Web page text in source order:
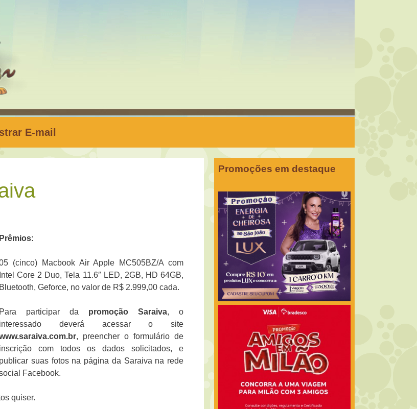
E-mail
Prêmios:
(cinco) Macbook Air Apple MC505BZ/A com
Intel Core 2 Duo, Tela 11.6″ LED, 2GB, HD 64GB,
Bluetooth, Geforce, no valor de R$ 2.999,00 cada.
Para participar da promoção Saraiva, o
interessado deverá acessar o site
, preencher o formulário de
inscrição com todos os dados solicitados, e
publicar suas fotos na página da Saraiva na rede
Facebook.
quiser.
Promoções em destaque